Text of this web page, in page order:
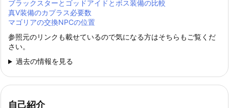
ブラックスターとゴッドアイドとボス装備の比較
真Ⅴ装備のカプラス必要数
マゴリアの交換NPCの位置
参照元のリンクも載せているので気になる方はそちらもご覧くだ
さい。
過去の情報を見る
自己紹介